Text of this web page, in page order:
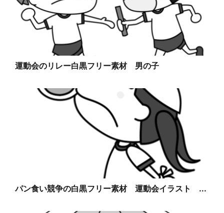
運動会のリレー白黒フリー素材 男の子
パン食い競争の白黒フリー素材 運動会イラスト ...